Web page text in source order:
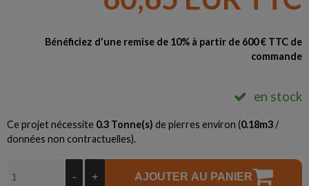
Bénéficiez d'une remise de 10% à partir de 600 € TTC de
commande
en stock
Ce projet nécessite 0.3 Tonne(s) de pierres environ (0.18m3 /
données non contractuelles).
- + AJOUTER AU PANIER